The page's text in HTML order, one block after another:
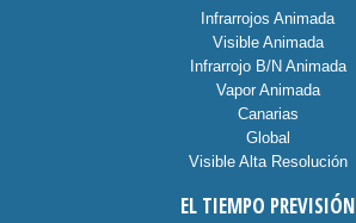
Infrarrojos Animada
Visible Animada
Infrarrojo B/N Animada
Vapor Animada
Canarias
Global
Visible Alta Resolución
EL TIEMPO PREVISIÓN